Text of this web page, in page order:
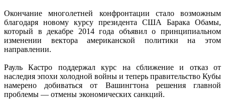
Окончание многолетней конфронтации стало возможным
благодаря новому курсу президента США Барака Обамы,
который в декабре 2014 года объявил о принципиальном
изменении вектора американской политики на этом
направлении.
Рауль Кастро поддержал курс на сближение и отказ от
наследия эпохи холодной войны и теперь правительство Кубы
намерено добиваться от Вашингтона решения главной
проблемы — отмены экономических санкций.